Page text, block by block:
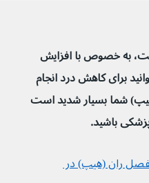
به خصوص با افزایش
وجود دارد که می‌توانید برای کاهش درد انجام
شما بسیار شدید است
ران (هیپ) در